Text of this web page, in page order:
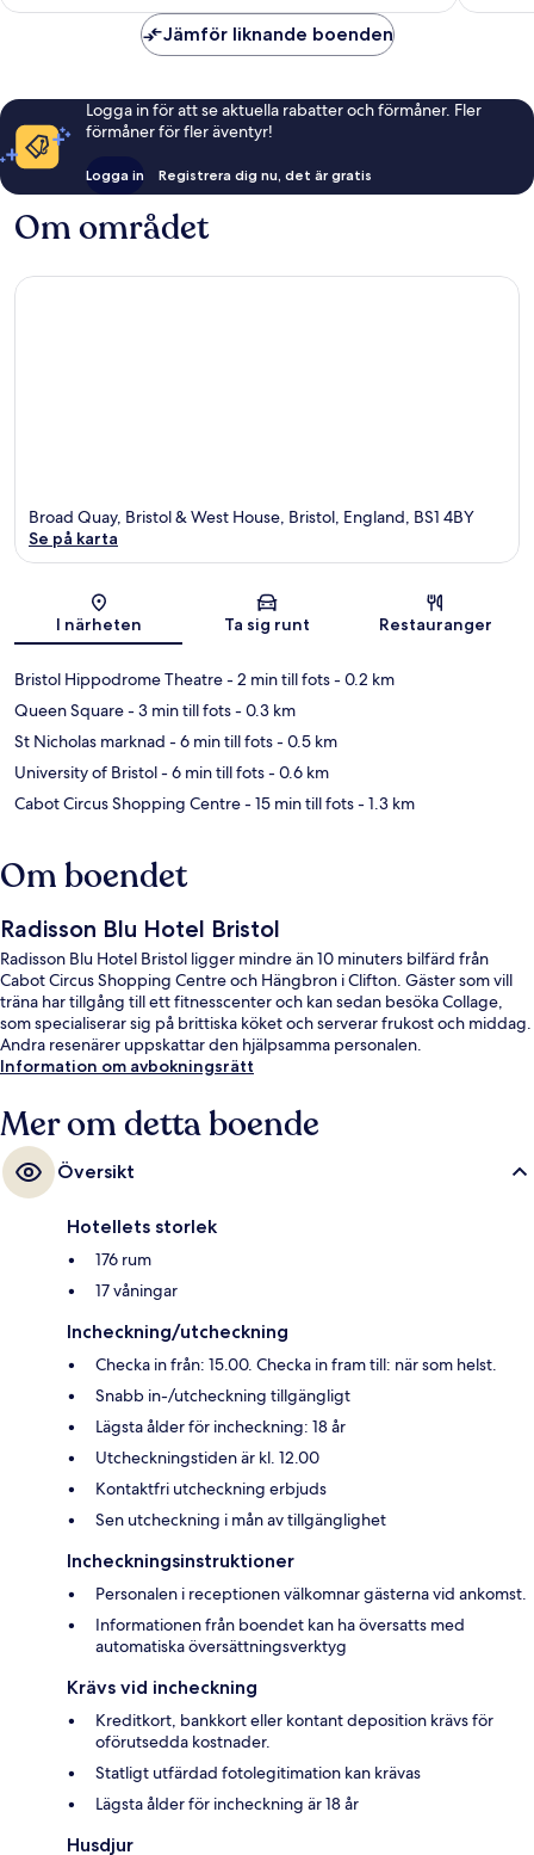
Jämför liknande boenden
Logga in för att se aktuella rabatter och förmåner. Fler
förmåner för fler äventyr!
Logga in Registrera dig nu, det är gratis
Om området
Karta
Broad Quay, Bristol & West House, Bristol, England, BS1 4BY
Se på karta
I närheten Ta sig runt Restauranger
Bristol Hippodrome Theatre- 2 min till fots- 0.2 km
Queen Square- 3 min till fots- 0.3 km
St Nicholas marknad - 6 min till fots- 0.5 km
University of Bristol- 6 min till fots- 0.6 km
Cabot Circus Shopping Centre- 15 min till fots- 1.3 km
Om boendet
Radisson Blu Hotel Bristol
Radisson Blu Hotel Bristol ligger mindre än 10 minuters bilfärd från
Cabot Circus Shopping Centre och Hängbron i Clifton. Gäster som vill
träna har tillgång till ett fitnesscenter och kan sedan besöka Collage,
som specialiserar sig på brittiska köket och serverar frukost och middag.
Andra resenärer uppskattar den hjälpsamma personalen.
Information om avbokningsrätt
Mer om detta boende
Översikt
Hotellets storlek
176 rum
17 våningar
Incheckning/utcheckning
Checka in från: 15.00. Checka in fram till: när som helst.
Snabb in-/utcheckning tillgängligt
Lägsta ålder för incheckning: 18 år
Utcheckningstiden är kl. 12.00
Kontaktfri utcheckning erbjuds
Sen utcheckning i mån av tillgänglighet
Incheckningsinstruktioner
Personalen i receptionen välkomnar gästerna vid ankomst.
Informationen från boendet kan ha översatts med
automatiska översättningsverktyg
Krävs vid incheckning
Kreditkort, bankkort eller kontant deposition krävs för
oförutsedda kostnader.
Statligt utfärdad fotolegitimation kan krävas
Lägsta ålder för incheckning är 18 år
Husdjur